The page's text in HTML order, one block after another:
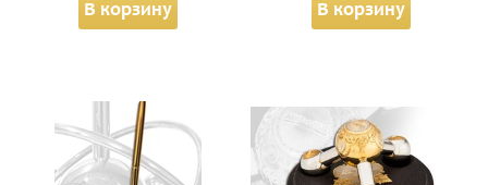
В корзину В корзину